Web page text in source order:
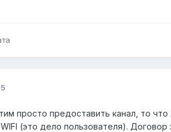
просто предоставить канал, то
(это дело пользователя).